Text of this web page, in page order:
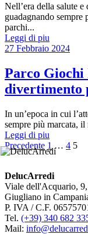
Nell’era della salute e
guadagnando
parchi...
Leggi di piu
27 Febbraio 2024
Parco Giochi
divertimento
In un’epoca in cui
sempre più marcata,
Leggi di piu
Paginazione
articoli
Precedente Pagina
1 … Pagina
4 5
DelucArredi
Viale dell'Acquario,
Giugliano in
P. IVA / C.F.
Tel. (+39) 340 682
Mail: